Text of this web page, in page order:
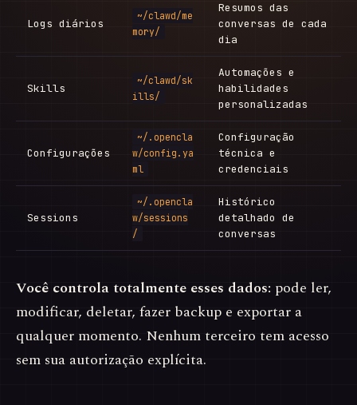
Logs diários
~/clawd/me
mory/
Resumos das
conversas de cada
dia
Skills
~/clawd/sk
ills/
Automações e
habilidades
personalizadas
Configurações
~/.opencla
w/config.ya
ml
Configuração
técnica e
credenciais
Sessions
~/.opencla
w/sessions
/
Histórico
detalhado de
conversas
Você controla totalmente esses dados: pode ler,
modificar, deletar, fazer backup e exportar a
qualquer momento. Nenhum terceiro tem acesso
sem sua autorização explícita.